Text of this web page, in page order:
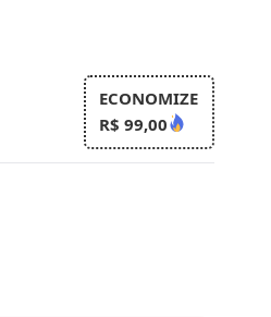
ECONOMIZE
R$ 99,00